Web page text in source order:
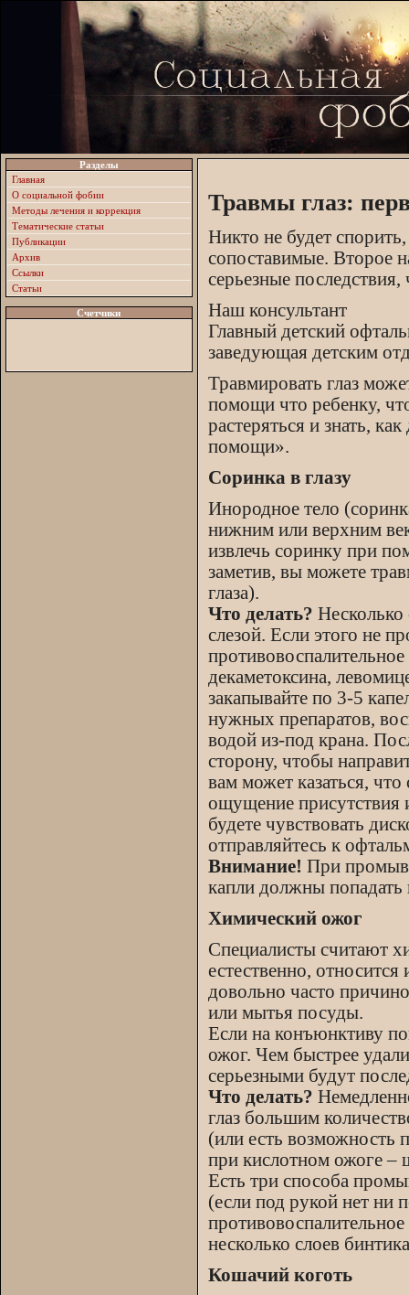
Разделы
Главная
О социальной фобии
Методы лечения и коррекция
Тематические статьи
Публикации
Архив
Ссылки
Статьи
Счетчики
Травмы глаз:
Никто не будет
сопоставимые. Второе
серьезные
Наш консультант
Главный детский
заведующая детским
Травмировать глаз
помощи что ребенку,
растеряться и знать,
помощи».
Соринка в глазу
Инородное тело
нижним или верхним
извлечь соринку при
заметив, вы можете
глаза).
Что делать? Несколько
слезой. Если этого не
декаметоксина,
закапывайте по 3-5
нужных препаратов,
водой из-под крана.
сторону, чтобы
вам может казаться,
ощущение присутствия
будете чувствовать
отправляйтесь к
Внимание! При
капли должны попадать
Химический ожог
Специалисты считают
естественно,
довольно часто
или мытья посуды.
Если на конъюнктиву
ожог. Чем быстрее
серьезными будут
Что делать?
глаз большим
(или есть возможность
при кислотном ожоге
Есть три способа
(если под рукой нет ни
несколько слоев
Кошачий коготь